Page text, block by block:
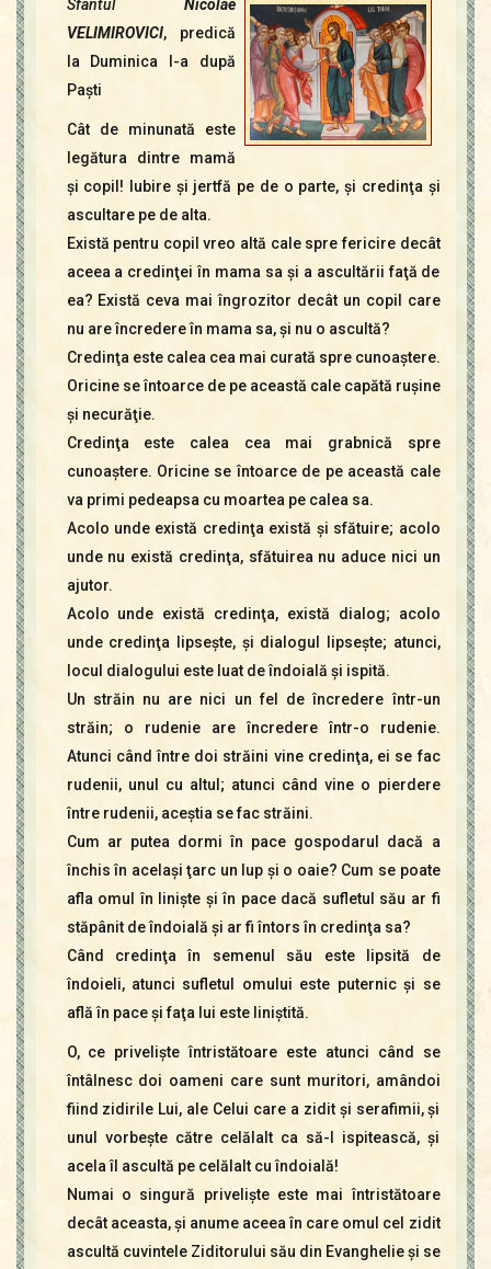
Icoane
Mărgăritare
Calendar
Glosar
Contact
Sfântul Nicolae
VELIMIROVICI, predică
la Duminica I-a după
Paşti
Cât de minunată este
legătura dintre mamă
şi copil! Iubire şi jertfă pe de o parte, şi credinţa şi
ascultare pe de alta.
Există pentru copil vreo altă cale spre fericire decât
aceea a credinţei în mama sa şi a ascultării faţă de
ea? Există ceva mai îngrozitor decât un copil care
nu are încredere în mama sa, şi nu o ascultă?
Credinţa este calea cea mai curată spre cunoaştere.
Oricine se întoarce de pe această cale capătă ruşine
şi necurăţie.
Credinţa este calea cea mai grabnică spre
cunoaştere. Oricine se întoarce de pe această cale
va primi pedeapsa cu moartea pe calea sa.
Acolo unde există credinţa există şi sfătuire; acolo
unde nu există credinţa, sfătuirea nu aduce nici un
ajutor.
Acolo unde există credinţa, există dialog; acolo
unde credinţa lipseşte, şi dialogul lipseşte; atunci,
locul dialogului este luat de îndoială şi ispită.
Un străin nu are nici un fel de încredere într-un
străin; o rudenie are încredere într-o rudenie.
Atunci când între doi străini vine credinţa, ei se fac
rudenii, unul cu altul; atunci când vine o pierdere
între rudenii, aceştia se fac străini.
Cum ar putea dormi în pace gospodarul dacă a
închis în acelaşi ţarc un lup şi o oaie? Cum se poate
afla omul în linişte şi în pace dacă sufletul său ar fi
stăpânit de îndoială şi ar fi întors în credinţa sa?
Când credinţa în semenul său este lipsită de
îndoieli, atunci sufletul omului este puternic şi se
află în pace şi faţa lui este liniştită.
O, ce privelişte întristătoare este atunci când se
întâlnesc doi oameni care sunt muritori, amândoi
fiind zidirile Lui, ale Celui care a zidit şi serafimii, şi
unul vorbeşte către celălalt ca să-l ispitească, şi
acela îl ascultă pe celălalt cu îndoială!
Numai o singură privelişte este mai întristătoare
decât aceasta, şi anume aceea în care omul cel zidit
ascultă cuvintele Ziditorului său din Evanghelie şi se